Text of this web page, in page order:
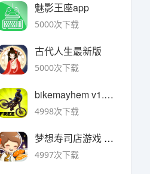
魅影王座app
5000次下载
古代人生最新版
5000次下载
bikemayhem v1.6.2安卓版
4998次下载
梦想寿司店游戏 v4.14.1安卓版
4997次下载